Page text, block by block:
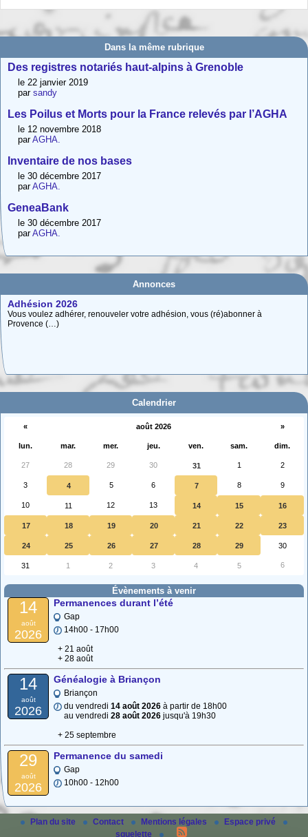
Dans la même rubrique
Des registres notariés haut-alpins à Grenoble
le 22 janvier 2019
par sandy
Les Poilus et Morts pour la France relevés par l’AGHA
le 12 novembre 2018
parAGHA.
Inventaire de nos bases
le 30 décembre 2017
parAGHA.
GeneaBank
le 30 décembre 2017
parAGHA.
Annonces
Adhésion 2026
Vous voulez adhérer, renouveler votre adhésion, vous (ré)abonner à
Provence (…)
La carte interactive ci-dessous permet de situer facilement une commune
Calendrier
« août 2026 »
lun. mar. mer. jeu. ven. sam. dim.
27 28 29 30 31 1 2
3 4 5 6 7 8 9
10 11 12 13 14 15 16
17 18 19 20 21 22 23
24 25 26 27 28 29 30
31 1 2 3 4 5 6
Évènements à venir
14
août
2026
Permanences durant l’été
Gap
14h00 - 17h00
+ 21 août
+ 28 août
14
août
2026
Généalogie à Briançon
Briançon
du vendredi 14 août 2026 à partir de 18h00
au vendredi 28 août 2026 jusqu'à 19h30
+ 25 septembre
29
août
2026
Permanence du samedi
Gap
10h00 - 12h00
Plan du site Contact Mentions légales
Espace privé
squelette